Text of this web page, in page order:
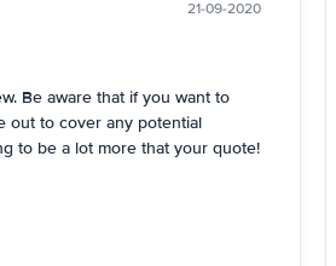
21-09-2020
Be aware that if you want to
out to cover any potential
to be a lot more that your quote!